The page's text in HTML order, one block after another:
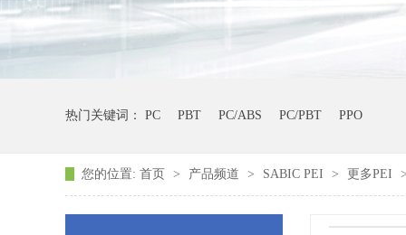
热门关键词： PC PBT PC/ABS PC/PBT PPO
您的位置: 首页 > 产品频道 > SABIC PEI > 更多PEI